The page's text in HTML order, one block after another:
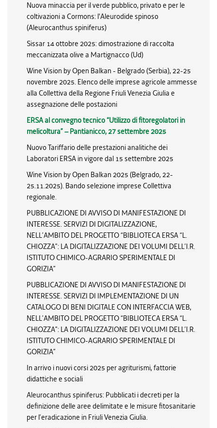
Nuova minaccia per il verde pubblico, privato e per le
coltivazioni a Cormons: l'Aleurodide spinoso
(Aleurocanthus spiniferus)
Sissar 14 ottobre 2025: dimostrazione di raccolta
meccanizzata olive a Martignacco (Ud)
Wine Vision by Open Balkan - Belgrado (Serbia), 22-25
novembre 2025. Elenco delle imprese agricole ammesse
alla Collettiva della Regione Friuli Venezia Giulia e
assegnazione delle postazioni
ERSA al convegno tecnico “Utilizzo di fitoregolatori in
melicoltura” – Pantianicco, 27 settembre 2025
Nuovo Tariffario delle prestazioni analitiche dei
Laboratori ERSA in vigore dal 15 settembre 2025
Wine Vision by Open Balkan 2025 (Belgrado, 22-
25.11.2025). Bando selezione imprese Collettiva
regionale.
PUBBLICAZIONE DI AVVISO DI MANIFESTAZIONE DI
INTERESSE. SERVIZI DI DIGITALIZZAZIONE,
NELL’AMBITO DEL PROGETTO “BIBLIOTECA ERSA “L.
CHIOZZA”: LA DIGITALIZZAZIONE DEI VOLUMI DELL’I.R.
ISTITUTO CHIMICO-AGRARIO SPERIMENTALE DI
GORIZIA”
PUBBLICAZIONE DI AVVISO DI MANIFESTAZIONE DI
INTERESSE. SERVIZI DI IMPLEMENTAZIONE DI UN
CATALOGO DI BENI DIGITALE CON INTERFACCIA WEB,
NELL’AMBITO DEL PROGETTO “BIBLIOTECA ERSA “L.
CHIOZZA”: LA DIGITALIZZAZIONE DEI VOLUMI DELL’I.R.
ISTITUTO CHIMICO-AGRARIO SPERIMENTALE DI
GORIZIA”
In arrivo i nuovi corsi 2025 per agriturismi, fattorie
didattiche e sociali
Aleurocanthus spiniferus: Pubblicati i decreti per la
definizione delle aree delimitate e le misure fitosanitarie
per l’eradicazione in Friuli Venezia Giulia.